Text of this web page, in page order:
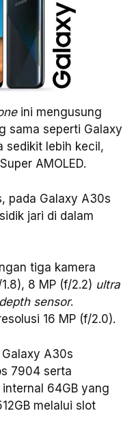
ini mengusung
sama seperti Galaxy
sedikit lebih kecil,
AMOLED.
pada Galaxy A30s
jari di dalam
tiga kamera
8 MP (f/2.2) ultra
depth sensor.
16 MP (f/2.0).
A30s
7904 serta
64GB yang
melalui slot